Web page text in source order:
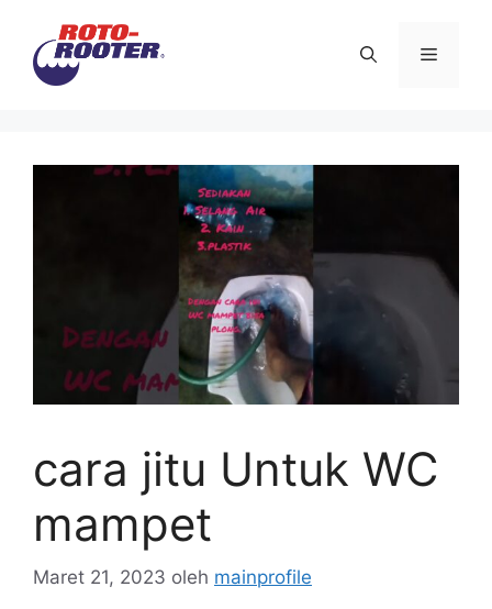
Menu
cara jitu Untuk WC
mampet
Maret 21, 2023 oleh mainprofile